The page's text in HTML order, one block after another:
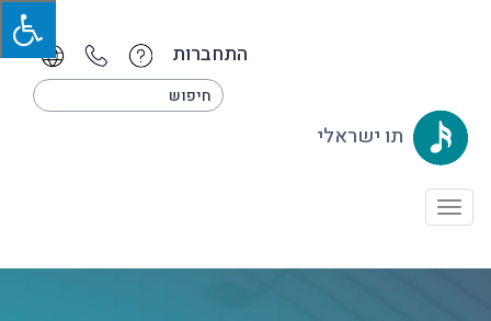
התחברות
תו ישראלי
Toggle